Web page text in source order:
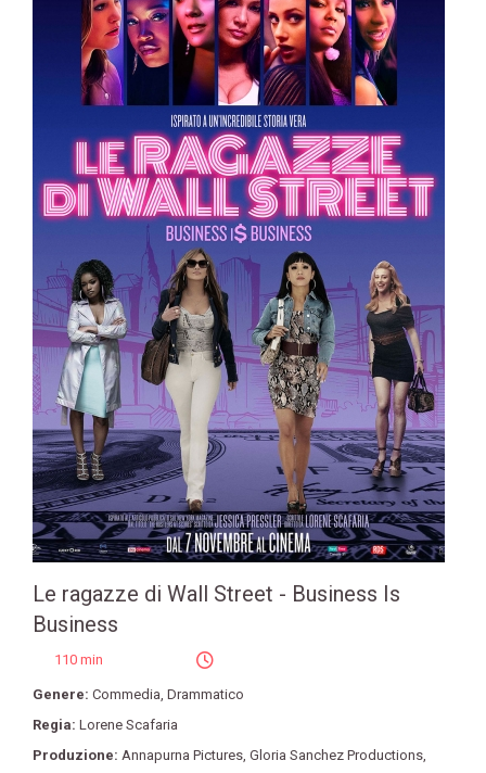
Le ragazze di Wall Street - Business Is
Business
110 min
Genere: Commedia, Drammatico
Regia: Lorene Scafaria
Produzione: Annapurna Pictures, Gloria Sanchez Productions,